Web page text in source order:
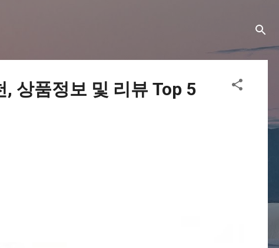
상품정보 및 리뷰 Top 5